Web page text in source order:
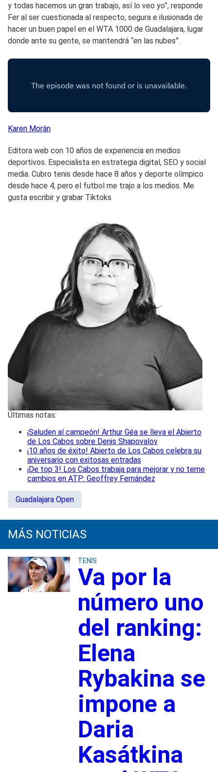
y todas hacemos un gran trabajo, así lo veo yo”, responde
Fer al ser cuestionada al respecto; segura e ilusionada de
hacer un buen papel en el WTA 1000 de Guadalajara, lugar
donde ante su gente, se mantendrá “en las nubes”.
Karen Morán
Editora web con 10 años de experiencia en medios
deportivos. Especialista en estrategia digital, SEO y social
media. Cubro tenis desde hace 8 años y deporte olímpico
desde hace 4, pero el futbol me trajo a los medios. Me
gusta escribir y grabar Tiktoks
Últimas notas:
¡Saluden al campeón! Arthur Géa se lleva el Abierto
de Los Cabos sobre Denis Shapovalov
¡10 años de éxito! Abierto de Los Cabos celebra su
aniversario con exitosas entradas
¡De top 3! Los Cabos trabaja para mejorar y no teme
cambios en ATP: Geoffrey Fernández
Guadalajara Open
MÁS NOTICIAS
TENIS
Va por la
número uno
del ranking:
Elena
Rybakina se
impone a
Daria
Kasátkina